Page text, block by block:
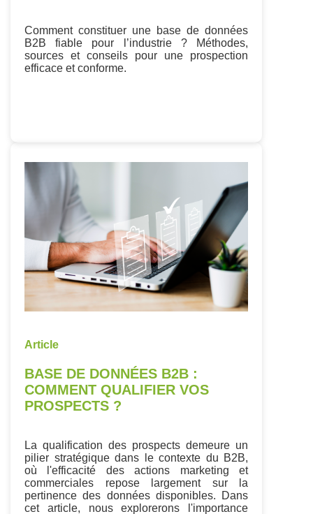
Comment constituer une base de données
B2B fiable pour l’industrie ? Méthodes,
sources et conseils pour une prospection
efficace et conforme.
Article
BASE DE DONNÉES B2B :
COMMENT QUALIFIER VOS
PROSPECTS ?
La qualification des prospects demeure un
pilier stratégique dans le contexte du B2B,
où l'efficacité des actions marketing et
commerciales repose largement sur la
pertinence des données disponibles. Dans
cet article, nous explorerons l'importance